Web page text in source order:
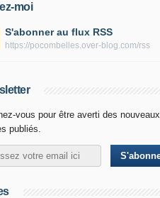
moi
S'abonner au flux RSS
https://pocombelles.over-blog.com/rss
vous pour être averti des nouveaux
publiés.